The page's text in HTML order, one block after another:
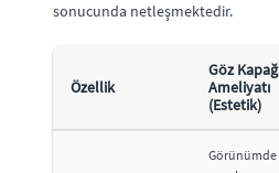
sonucunda netleşmektedir.
Özellik
Göz
Ameliyatı
(Estetik)
Görünümde